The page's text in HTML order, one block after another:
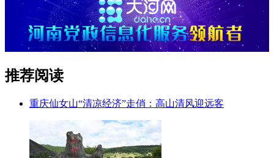
推荐阅读
重庆仙女山“清凉经济”走俏：高山清风迎远客